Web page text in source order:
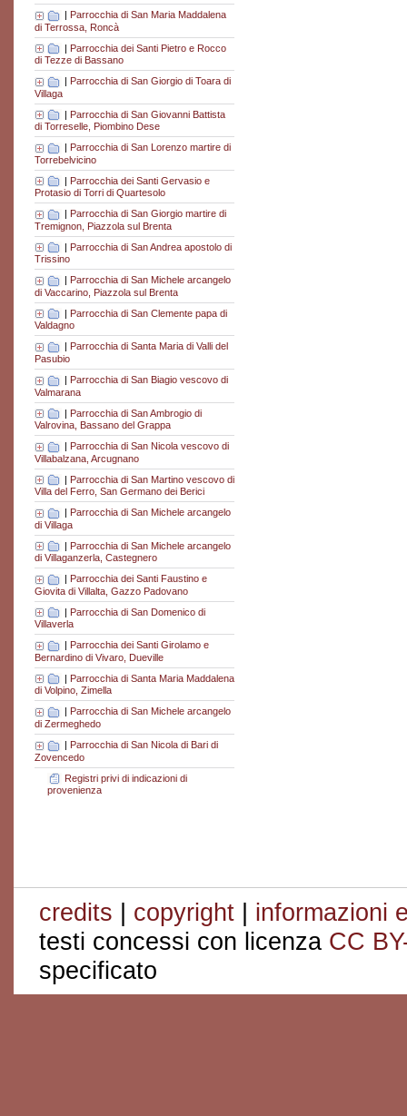
| Parrocchia di San Maria Maddalena
di Terrossa, Roncà
| Parrocchia dei Santi Pietro e Rocco
di Tezze di Bassano
| Parrocchia di San Giorgio di Toara di
Villaga
| Parrocchia di San Giovanni Battista
di Torreselle, Piombino Dese
| Parrocchia di San Lorenzo martire di
Torrebelvicino
| Parrocchia dei Santi Gervasio e
Protasio di Torri di Quartesolo
Parrocchia di San Giorgio martire di
Tremignon, Piazzola sul Brenta
| Parrocchia di San Andrea apostolo di
Trissino
Parrocchia di San Michele arcangelo
di Vaccarino, Piazzola sul Brenta
| Parrocchia di San Clemente papa di
Valdagno
Parrocchia di Santa Maria di Valli del
Pasubio
| Parrocchia di San Biagio vescovo di
Valmarana
| Parrocchia di San Ambrogio di
Valrovina, Bassano del Grappa
| Parrocchia di San Nicola vescovo di
Villabalzana, Arcugnano
| Parrocchia di San Martino vescovo di
Villa del Ferro, San Germano dei Berici
| Parrocchia di San Michele arcangelo
di Villaga
| Parrocchia di San Michele arcangelo
di Villaganzerla, Castegnero
Parrocchia dei Santi Faustino e
Giovita di Villalta, Gazzo Padovano
| Parrocchia di San Domenico di
Villaverla
Parrocchia dei Santi Girolamo e
Bernardino di Vivaro, Dueville
| Parrocchia di Santa Maria Maddalena
di Volpino, Zimella
Parrocchia di San Michele arcangelo
di Zermeghedo
| Parrocchia di San Nicola di Bari di
Zovencedo
Registri privi di indicazioni di
provenienza
credits | copyright | informazioni
testi concessi con licenza CC
specificato